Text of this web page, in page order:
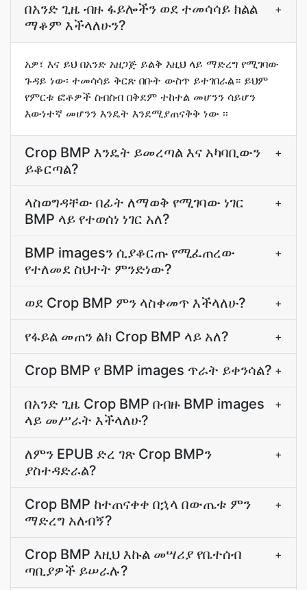
በአንድ ጊዜ ብዙ ፋይሎችን ወደ ተመሳሳይ ክልል
ማቆም እችላለሁን?
+
አዎ፣ እና ይህ በአንድ አዘጋጅ ይልቅ እዚህ ላይ ማድረግ የሚገባው
ጉዳይ ነው፡ ተመሳሳይ ቅርጽ በቡት ውስጥ ይተገበራል። ይህም
የምርቱ ፎቶዎች ስብስብ በቅደም ተከተል መሆንን ሳይሆን
እውነተኛ መሆንን እንዴት እንደሚያጠናቅቅ ነው ፡፡
Crop BMP እንዴት ይመረጣል እና አካባቢውን
ይቆርጣል?
+
ላስወግዳቸው በፊት ለማወቅ የሚገባው ነገር
BMP ላይ የተወሰነ ነገር አለ?
+
BMP imagesን ሲያቆርጡ የሚፈጠረው
የተለመደ ስህተት ምንድነው?
+
ወደ Crop BMP ምን ላስቀመጥ እችላለሁ? +
የፋይል መጠን ልክ Crop BMP ላይ አለ? +
Crop BMP የ BMP images ጥራት ይቀንሳል? +
በአንድ ጊዜ Crop BMP በብዙ BMP images
ላይ መሥራት እችላለሁ?
+
ለምን EPUB ድረ ገጽ Crop BMPን
ያስተዳድራል?
+
Crop BMP ከተጠናቀቀ በኋላ በውጤቱ ምን
ማድረግ አለብኝ?
+
Crop BMP እዚህ እኩል መሣሪያ የቤተሰብ
ጣቢያዎች ይሠራሉ?
+